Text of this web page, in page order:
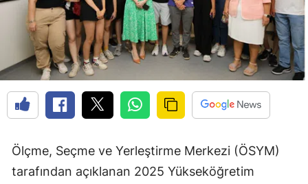
Ölçme, Seçme ve Yerleştirme Merkezi (ÖSYM)
tarafından açıklanan 2025 Yükseköğretim